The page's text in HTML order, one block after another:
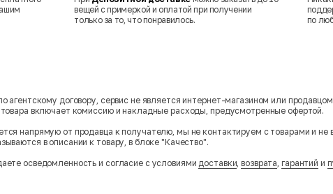
вещей с примеркой и оплатой при получении
только за то, что понравилось.
по
агентскому договору, сервис не является интернет-магазином или
товара включает комиссию и накладные расходы, предусмотренные офертой.
напрямую от продавца к получателю, мы не контактируем с товарами и
в описании к товару, в блоке "Качество".
осведомленность и согласие с условиями доставки ,возврата гарантий и